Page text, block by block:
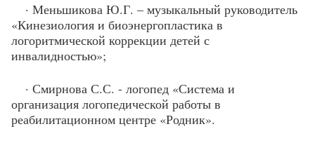
· Меньшикова Ю.Г. – музыкальный руководитель
«Кинезиология и биоэнергопластика в
логоритмической коррекции детей с
инвалидностью»;
· Смирнова С.С. - логопед «Система и
организация логопедической работы в
реабилитационном центре «Родник».